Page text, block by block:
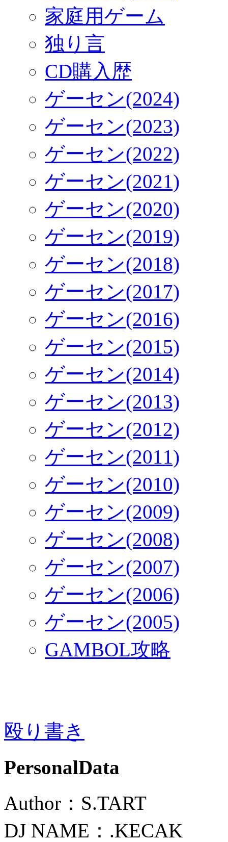
家庭用ゲーム
独り言
CD購入歴
ゲーセン(2024)
ゲーセン(2023)
ゲーセン(2022)
ゲーセン(2021)
ゲーセン(2020)
ゲーセン(2019)
ゲーセン(2018)
ゲーセン(2017)
ゲーセン(2016)
ゲーセン(2015)
ゲーセン(2014)
ゲーセン(2013)
ゲーセン(2012)
ゲーセン(2011)
ゲーセン(2010)
ゲーセン(2009)
ゲーセン(2008)
ゲーセン(2007)
ゲーセン(2006)
ゲーセン(2005)
GAMBOL攻略
殴り書き
PersonalData
Author：S.TART
DJ NAME：.KECAK